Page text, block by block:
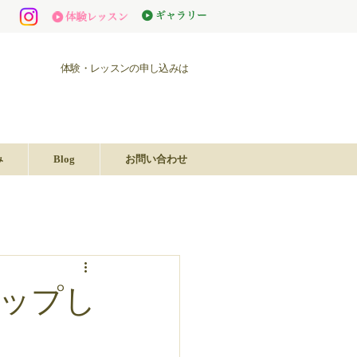
体験・レッスンの申し込みは
Blog お問い合わせ
プし